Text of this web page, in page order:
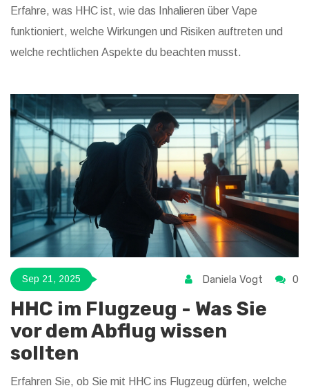
Erfahre, was HHC ist, wie das Inhalieren über Vape
funktioniert, welche Wirkungen und Risiken auftreten und
welche rechtlichen Aspekte du beachten musst.
Sep 21, 2025 Daniela Vogt 0
HHC im Flugzeug - Was Sie
vor dem Abflug wissen
sollten
Erfahren Sie, ob Sie mit HHC ins Flugzeug dürfen, welche